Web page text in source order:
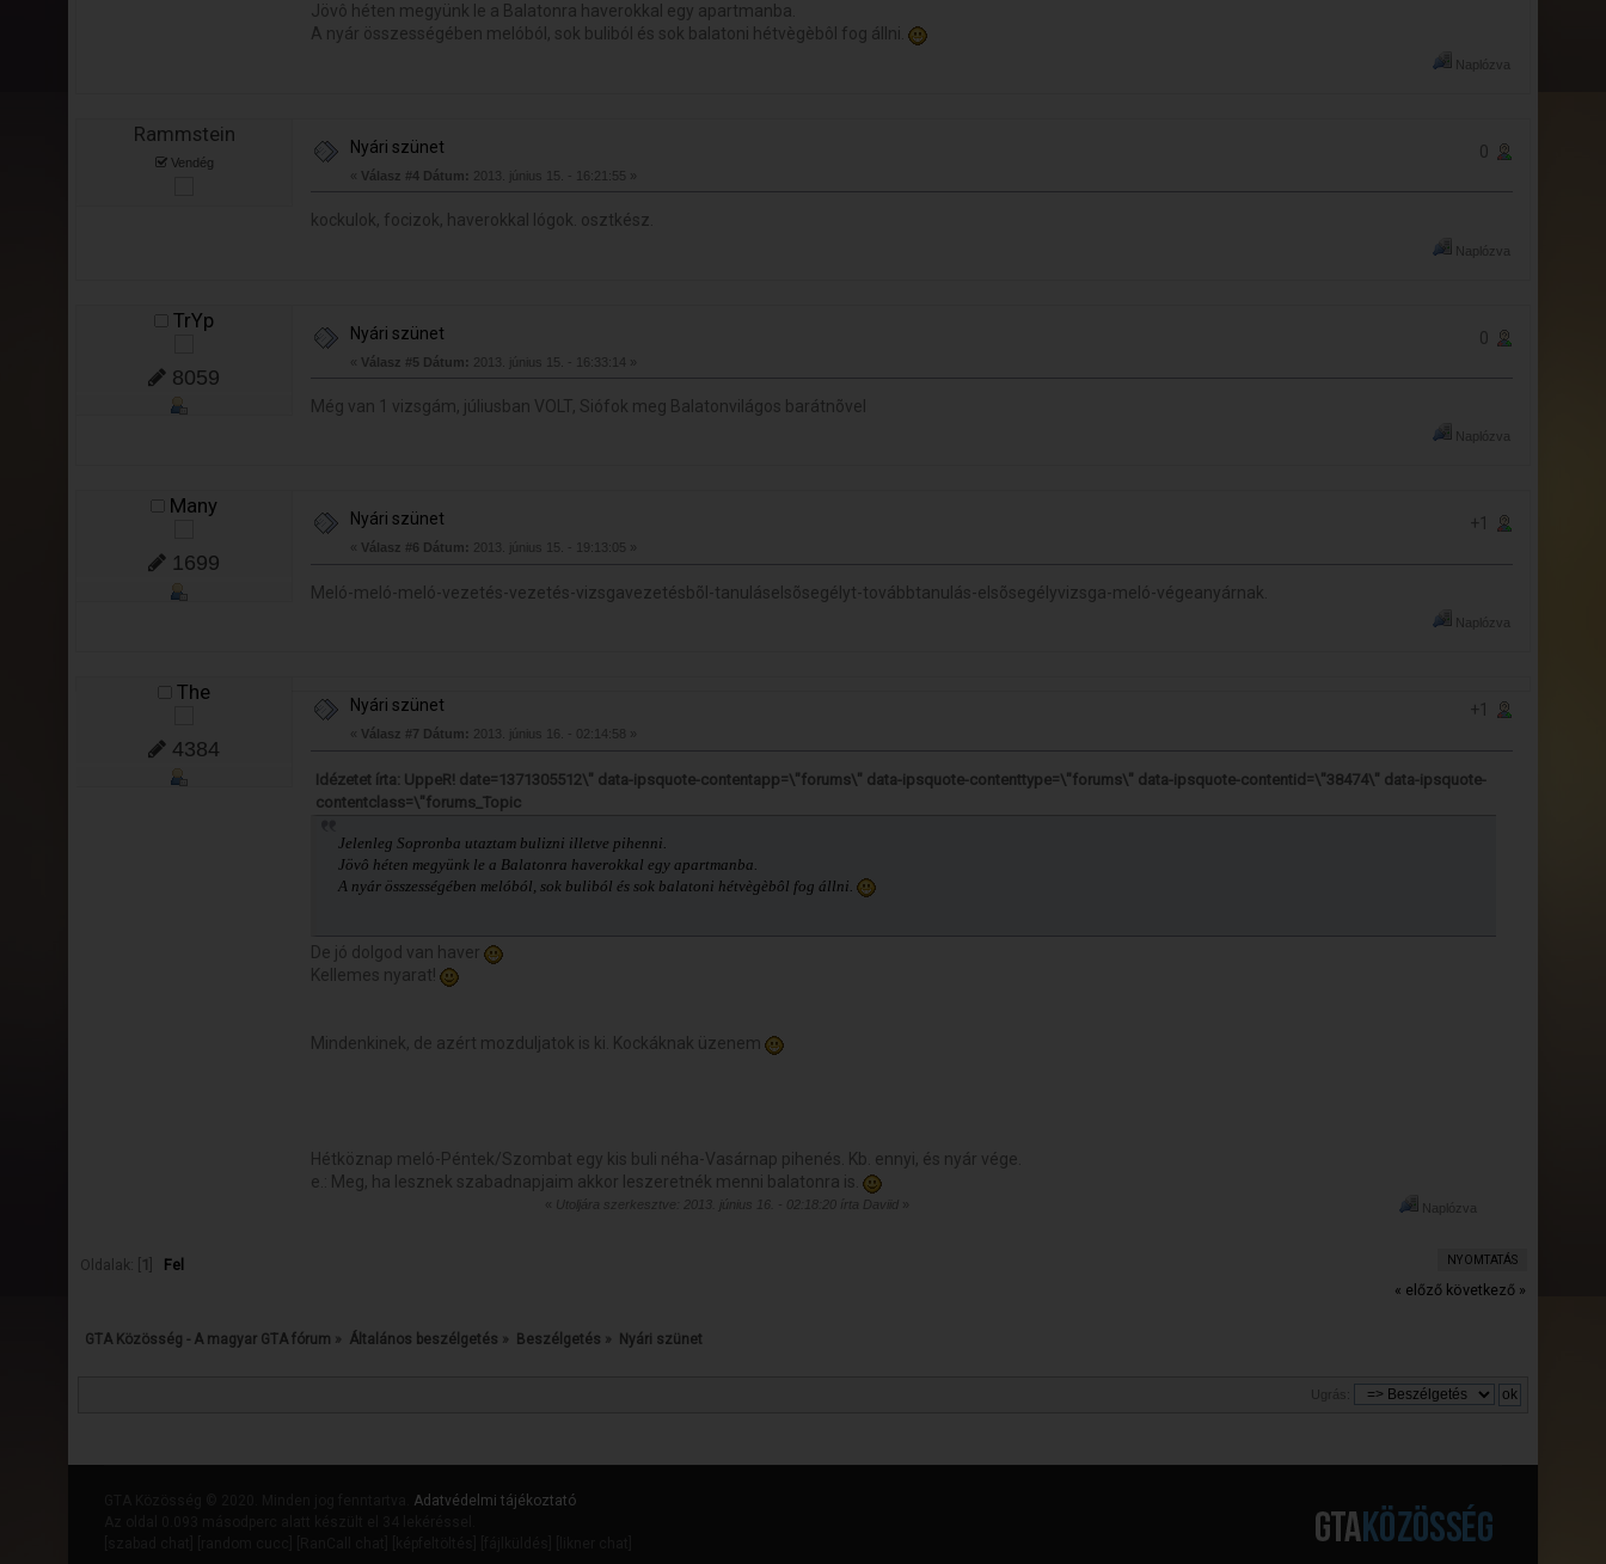
Jövô héten megyünk le a Balatonra haverokkal egy apartmanba.
A nyár összességében melóból, sok buliból és sok balatoni hétvègèbôl fog állni.
Naplózva
Rammstein
Vendég
Nyári szünet
« Válasz #4 Dátum: 2013. június 15. - 16:21:55 »
0
kockulok, focizok, haverokkal lógok. osztkész.
Naplózva
TrYp
8059
Nyári szünet
« Válasz #5 Dátum: 2013. június 15. - 16:33:14 »
0
Még van 1 vizsgám, júliusban VOLT, Siófok meg Balatonvilágos barátnõvel
Naplózva
Many
1699
Nyári szünet
« Válasz #6 Dátum: 2013. június 15. - 19:13:05 »
+1
Meló-meló-meló-vezetés-vezetés-vizsgavezetésbõl-tanuláselsõsegélyt-továbbtanulás-elsõsegélyvizsga-meló-végeanyárnak.
Naplózva
The
4384
Nyári szünet
« Válasz #7 Dátum: 2013. június 16. - 02:14:58 »
+1
Idézetet írta: UppeR! date=1371305512\" data-ipsquote-contentapp=\"forums\" data-ipsquote-contenttype=\"forums\" data-ipsquote-contentid=\"38474\" data-ipsquote-
contentclass=\"forums_Topic
Jelenleg Sopronba utaztam bulizni illetve pihenni.
Jövô héten megyünk le a Balatonra haverokkal egy apartmanba.
A nyár összességében melóból, sok buliból és sok balatoni hétvègèbôl fog állni.
De jó dolgod van haver
Kellemes nyarat!
Mindenkinek, de azért mozduljatok is ki. Kockáknak üzenem
Hétköznap meló-Péntek/Szombat egy kis buli néha-Vasárnap pihenés. Kb. ennyi, és nyár vége.
e.: Meg, ha lesznek szabadnapjaim akkor leszeretnék menni balatonra is.
« Utoljára szerkesztve: 2013. június 16. - 02:18:20 írta Daviid » Naplózva
NYOMTATÁS
Oldalak: [ 1
Fel
« előző következő »
GTA Közösség - A magyar GTA fórum » Általános beszélgetés » Beszélgetés » Nyári szünet
Ugrás:
Adatvédelmi tájékoztató